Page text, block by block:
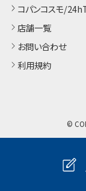
コパンコスモ/
店舗一覧
お問い合わせ
利用規約
©